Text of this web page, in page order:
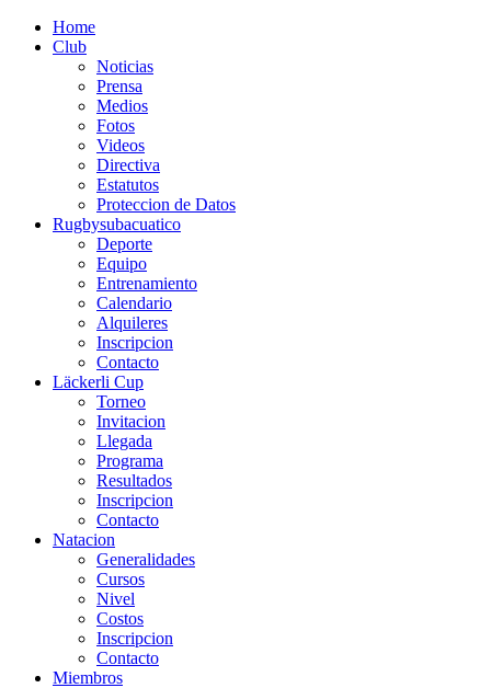
Home
Club
Noticias
Prensa
Medios
Fotos
Videos
Directiva
Estatutos
Proteccion de Datos
Rugbysubacuatico
Deporte
Equipo
Entrenamiento
Calendario
Alquileres
Inscripcion
Contacto
Läckerli Cup
Torneo
Invitacion
Llegada
Programa
Resultados
Inscripcion
Contacto
Natacion
Generalidades
Cursos
Nivel
Costos
Inscripcion
Contacto
Miembros